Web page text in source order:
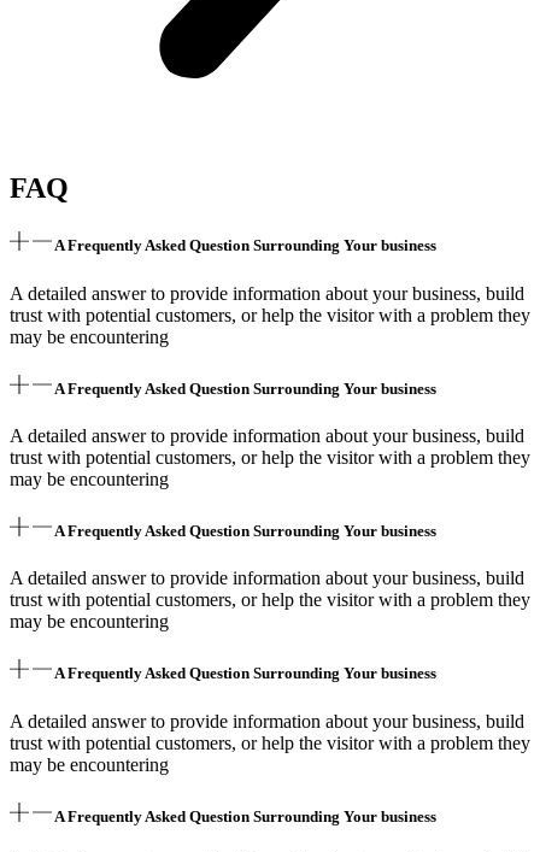
FAQ
A Frequently Asked Question Surrounding Your business
A detailed answer to provide information about your business, build
trust with potential customers, or help the visitor with a problem they
may be encountering
A Frequently Asked Question Surrounding Your business
A detailed answer to provide information about your business, build
trust with potential customers, or help the visitor with a problem they
may be encountering
A Frequently Asked Question Surrounding Your business
A detailed answer to provide information about your business, build
trust with potential customers, or help the visitor with a problem they
may be encountering
A Frequently Asked Question Surrounding Your business
A detailed answer to provide information about your business, build
trust with potential customers, or help the visitor with a problem they
may be encountering
A Frequently Asked Question Surrounding Your business